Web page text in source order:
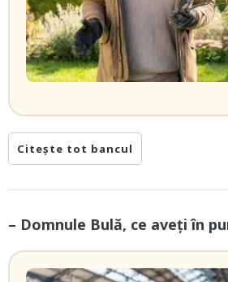
Citește tot bancul
– Domnule Bulă, ce aveți în